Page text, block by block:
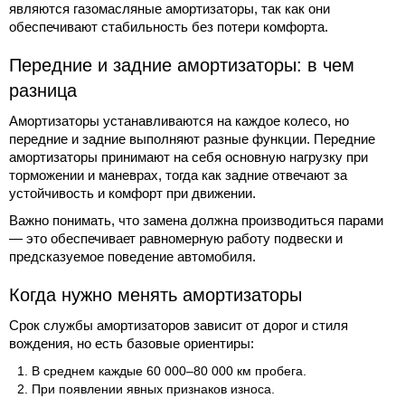
являются газомасляные амортизаторы, так как они
обеспечивают стабильность без потери комфорта.
Передние и задние амортизаторы: в чем
разница
Амортизаторы устанавливаются на каждое колесо, но
передние и задние выполняют разные функции. Передние
амортизаторы принимают на себя основную нагрузку при
торможении и маневрах, тогда как задние отвечают за
устойчивость и комфорт при движении.
Важно понимать, что замена должна производиться парами
— это обеспечивает равномерную работу подвески и
предсказуемое поведение автомобиля.
Когда нужно менять амортизаторы
Срок службы амортизаторов зависит от дорог и стиля
вождения, но есть базовые ориентиры:
В среднем каждые 60 000–80 000 км пробега.
При появлении явных признаков износа.